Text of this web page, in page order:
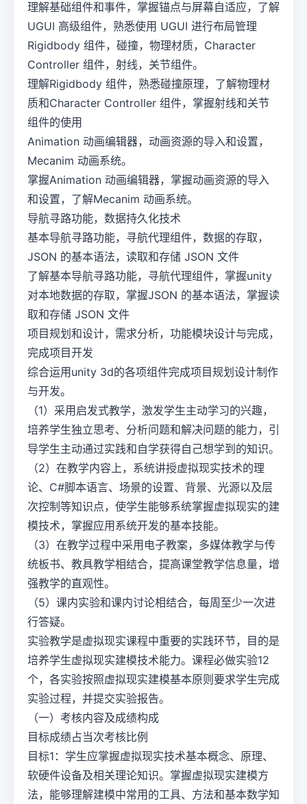
理解基础组件和事件，掌握锚点与屏幕自适应，了解
UGUI 高级组件，熟悉使用 UGUI 进行布局管理
Rigidbody 组件，碰撞，物理材质，Character
Controller 组件，射线，关节组件。
理解Rigidbody 组件，熟悉碰撞原理，了解物理材
质和Character Controller 组件，掌握射线和关节
组件的使用
Animation 动画编辑器，动画资源的导入和设置，
Mecanim 动画系统。
掌握Animation 动画编辑器，掌握动画资源的导入
和设置，了解Mecanim 动画系统。
导航寻路功能，数据持久化技术
基本导航寻路功能，寻航代理组件，数据的存取，
JSON 的基本语法，读取和存储 JSON 文件
了解基本导航寻路功能，寻航代理组件，掌握unity
对本地数据的存取，掌握JSON 的基本语法，掌握读
取和存储 JSON 文件
项目规划和设计，需求分析，功能模块设计与完成，
完成项目开发
综合运用unity 3d的各项组件完成项目规划设计制作
与开发。
（1）采用启发式教学，激发学生主动学习的兴趣，
培养学生独立思考、分析问题和解决问题的能力，引
导学生主动通过实践和自学获得自己想学到的知识。
（2）在教学内容上，系统讲授虚拟现实技术的理
论、C#脚本语言、场景的设置、背景、光源以及层
次控制等知识点，使学生能够系统掌握虚拟现实的建
模技术，掌握应用系统开发的基本技能。
（3）在教学过程中采用电子教案，多媒体教学与传
统板书、教具教学相结合，提高课堂教学信息量，增
强教学的直观性。
（5）课内实验和课内讨论相结合，每周至少一次进
行答疑。
实验教学是虚拟现实课程中重要的实践环节，目的是
培养学生虚拟现实建模技术能力。课程必做实验12
个，各实验按照虚拟现实建模基本原则要求学生完成
实验过程，并提交实验报告。
（一）考核内容及成绩构成
目标成绩占当次考核比例
目标1：学生应掌握虚拟现实技术基本概念、原理、
软硬件设备及相关理论知识。掌握虚拟现实建模方
法，能够理解建模中常用的工具、方法和基本数学知